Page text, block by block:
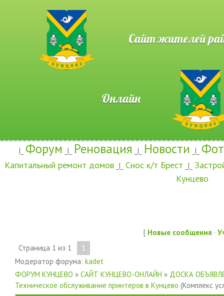
Сайт жителей
Онлайн
|_ Форум _|_ Реновация _|_ Новости _|_
Капитальный ремонт домов _|_ Снос к/т Брест _|_
Кунцево
[ Новые сообщения ·
Страница 1 из 1
1
Модератор форума: kadet
ФОРУМ КУНЦЕВО » САЙТ КУНЦЕВО-ОНЛАЙН » ДОСКА
Техническое обслуживание принтеров в Кунцево (Комплекс